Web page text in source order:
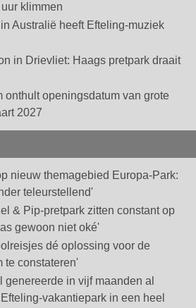
klimmen
Australië heeft Efteling-muziek
in Drievliet: Haags pretpark draait
onthult openingsdatum van grote
2027
nieuw themagebied Europa-Park:
teleurstellend'
& Pip-pretpark zitten constant op
gewoon niet oké'
dé oplossing voor de
te constateren'
genereerde in vijf maanden al
vakantiepark in een heel